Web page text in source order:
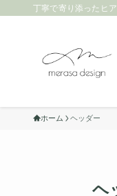
丁寧で寄り添ったヒ
ホーム ヘッダー
ヘ